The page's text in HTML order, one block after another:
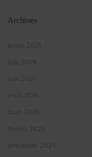
Archives
juillet 2026
juin 2026
mai 2026
avril 2026
mars 2026
février 2026
novembre 2025